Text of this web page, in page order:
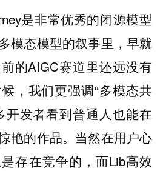
是非常优秀的闭源模型
模态模型的叙事里，早就
的AIGC赛道里还远没有
，我们更强调“多模态共
开发者看到普通人也能在
艳的作品。当然在用户心
存在竞争的，而Lib高效